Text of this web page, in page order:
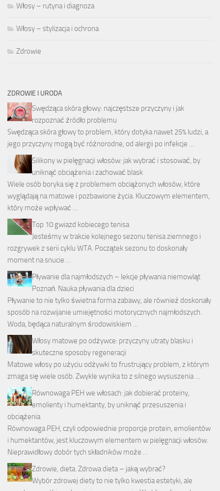
Włosy – rutyna i diagnoza
Włosy – stylizacja i ochrona
Zdrowie
ZDROWIE I URODA
Swędząca skóra głowy: najczęstsze przyczyny i jak
rozpoznać źródło problemu
Swędząca skóra głowy to problem, który dotyka nawet 25% ludzi, a
jego przyczyny mogą być różnorodne, od alergii po infekcje …
Silikony w pielęgnacji włosów: jak wybrać i stosować, by
uniknąć obciążenia i zachować blask
Wiele osób boryka się z problemem obciążonych włosów, które
wyglądają na matowe i pozbawione życia. Kluczowym elementem,
który może wpływać …
Top 10 gwiazd kobiecego tenisa
Jesteśmy w trakcie kolejnego sezonu tenisa ziemnego i
rozgrywek z serii cyklu WTA. Początek sezonu to doskonały
moment na snucie …
Pływanie dla najmłodszych – lekcje pływania niemowląt
Poznań. Nauka pływania dla dzieci
Pływanie to nie tylko świetna forma zabawy, ale również doskonały
sposób na rozwijanie umiejętności motorycznych najmłodszych.
Woda, będąca naturalnym środowiskiem …
Włosy matowe po odżywce: przyczyny utraty blasku i
skuteczne sposoby regeneracji
Matowe włosy po użyciu odżywki to frustrujący problem, z którym
zmaga się wiele osób. Zwykle wynika to z silnego wysuszenia …
Równowaga PEH we włosach: jak dobierać proteiny,
emolienty i humektanty, by uniknąć przesuszenia i
obciążenia
Równowaga PEH, czyli odpowiednie proporcje protein, emolientów
i humektantów, jest kluczowym elementem w pielęgnacji włosów.
Nieprawidłowy dobór tych składników może …
Zdrowie, dieta. Zdrowa dieta – jaką wybrać?
Wybór zdrowej diety to nie tylko kwestia estetyki, ale